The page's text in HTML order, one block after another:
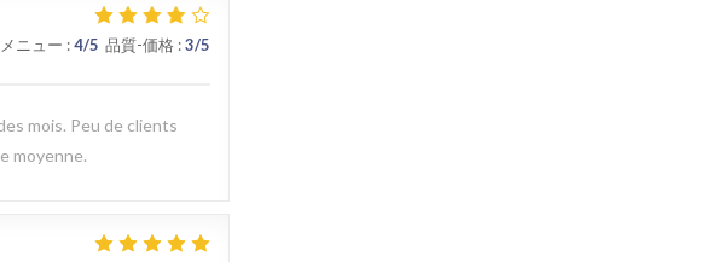
メニュー : 4/5 品質-価格: 3/5
mois. Peu de clients
moyenne.